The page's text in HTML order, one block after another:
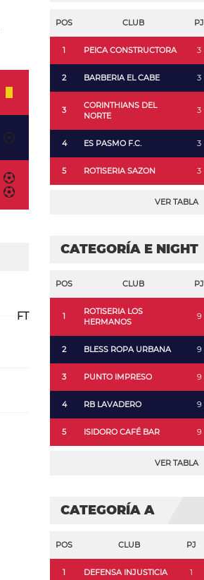
FT
POS CLUB PJ
1 PEICA CONSTRUCTORA 3
2 BARBERIA EL CABE 3
3
CORINTHIANS DEL
NORTE
3
4 ES PASMO F.C. 3
5 ROTISERIA SAZON 3
VER TABLA
CATEGORÍA E NIGHT
POS CLUB PJ
1
ROTISERIA LOS
HERMANOS
9
2 BLESS ROPA URBANA 9
3 PUNTO IMPRESO 9
4 RB LAVADERO 9
5 ISIDORO CAFÉ BAR 9
VER TABLA
CATEGORÍA A
POS CLUB PJ
1 DEFENSA INJUSTICIA 1